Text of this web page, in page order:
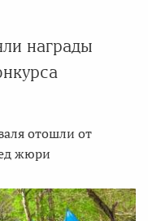
награды
отошли от
жюри